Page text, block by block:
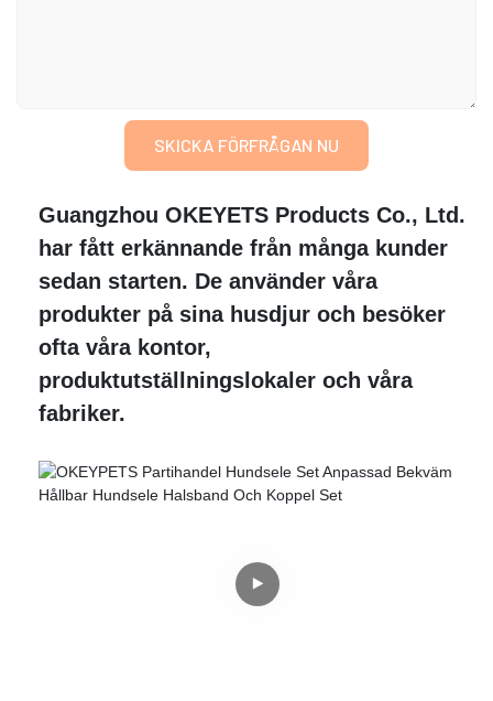
SKICKA FÖRFRÅGAN NU
Guangzhou OKEYETS Products Co., Ltd.
har fått erkännande från många kunder
sedan starten. De använder våra
produkter på sina husdjur och besöker
ofta våra kontor,
produktutställningslokaler och våra
fabriker.